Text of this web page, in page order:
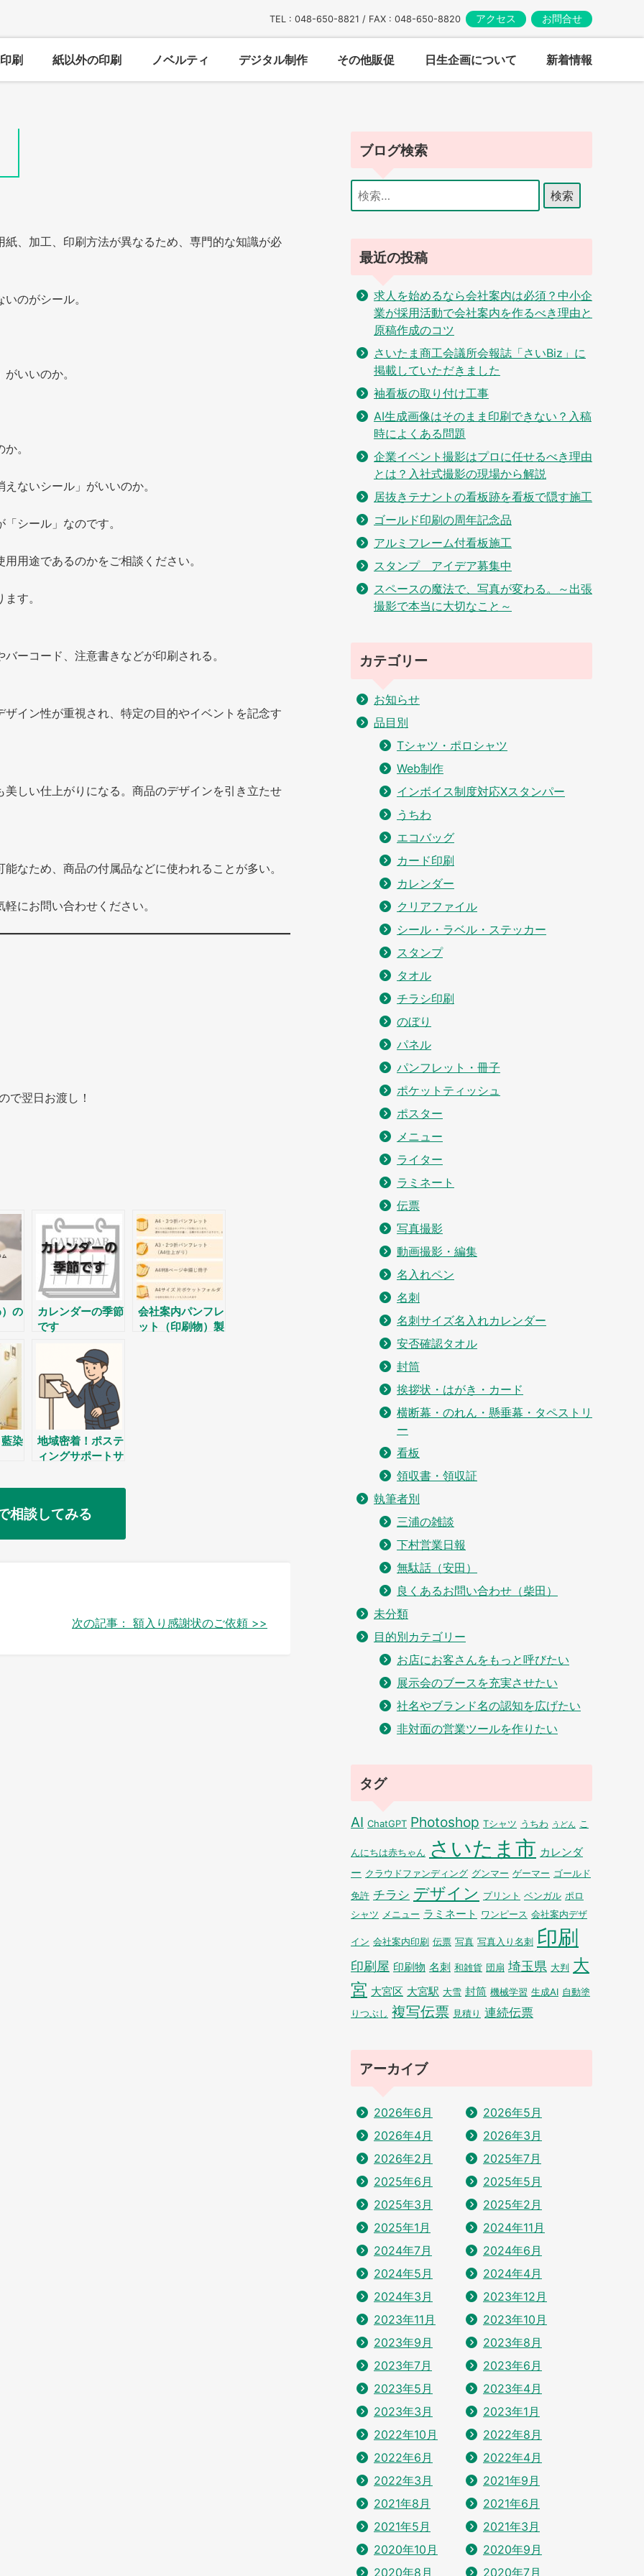
TEL : 048-650-8821 / FAX : 048-650-8820 アクセス お問合せ
刷 紙以外の印刷 ノベルティ デジタル制作 その他販促 日生企画について 新着情報
、加工、印刷方法が異なるため、専門的な知識が必
のがシール。
いいのか。
。
ないシール」がいいのか。
シール」なのです。
用途であるのかをご相談ください。
す。
ーコード、注意書きなどが印刷される。
イン性が重視され、特定の目的やイベントを記念す
しい仕上がりになる。商品のデザインを引き立たせ
なため、商品の付属品などに使われることが多い。
にお問い合わせください。
で翌日お渡し！
の
カレンダーの季節
です
会社案内パンフレ
ット（印刷物）製
染
地域密着！ポステ
ィングサポートサ
相談してみる
次の記事： 額入り感謝状のご依頼 >>
ブログ検索
検
索:
最近の投稿
求人を始めるなら会社案内は必須？中小企
業が採用活動で会社案内を作るべき理由と
原稿作成のコツ
さいたま商工会議所会報誌「さいBiz」に
掲載していただきました
袖看板の取り付け工事
AI生成画像はそのまま印刷できない？入稿
時によくある問題
企業イベント撮影はプロに任せるべき理由
とは？入社式撮影の現場から解説
居抜きテナントの看板跡を看板で隠す施工
ゴールド印刷の周年記念品
アルミフレーム付看板施工
スタンプ アイデア募集中
スペースの魔法で、写真が変わる。～出張
撮影で本当に大切なこと～
カテゴリー
お知らせ
品目別
Tシャツ・ポロシャツ
Web制作
インボイス制度対応Xスタンパー
うちわ
エコバッグ
カード印刷
カレンダー
クリアファイル
シール・ラベル・ステッカー
スタンプ
タオル
チラシ印刷
のぼり
パネル
パンフレット・冊子
ポケットティッシュ
ポスター
メニュー
ライター
ラミネート
伝票
写真撮影
動画撮影・編集
名入れペン
名刺
名刺サイズ名入れカレンダー
安否確認タオル
封筒
挨拶状・はがき・カード
横断幕・のれん・懸垂幕・タペストリ
ー
看板
領収書・領収証
執筆者別
三浦の雑談
下村営業日報
無駄話（安田）
良くあるお問い合わせ（柴田）
未分類
目的別カテゴリー
お店にお客さんをもっと呼びたい
展示会のブースを充実させたい
社名やブランド名の認知を広げたい
非対面の営業ツールを作りたい
タグ
AI ChatGPT Photoshop Tシャツ うちわ うどん こ
んにちは赤ちゃん さいたま市 カレンダ
ー クラウドファンディング グンマー ゲーマー ゴールド
免許 チラシ デザイン プリント ベンガル ポロ
シャツ メニュー ラミネート ワンピース 会社案内デザ
イン 会社案内印刷 伝票 写真 写真入り名刺 印刷
印刷屋 印刷物 名刺 和雑貨 団扇 埼玉県 大判 大
宮 大宮区 大宮駅 大雪 封筒 機械学習 生成AI 自動塗
りつぶし 複写伝票 見積り 連続伝票
アーカイブ
2026年6月
2026年5月
2026年4月
2026年3月
2026年2月
2025年7月
2025年6月
2025年5月
2025年3月
2025年2月
2025年1月
2024年11月
2024年7月
2024年6月
2024年5月
2024年4月
2024年3月
2023年12月
2023年11月
2023年10月
2023年9月
2023年8月
2023年7月
2023年6月
2023年5月
2023年4月
2023年3月
2023年1月
2022年10月
2022年8月
2022年6月
2022年4月
2022年3月
2021年9月
2021年8月
2021年6月
2021年5月
2021年3月
2020年10月
2020年9月
2020年8月
2020年7月